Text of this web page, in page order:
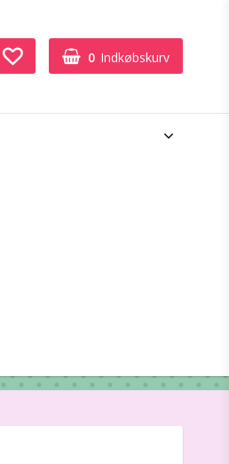
0 Indkøbskurv